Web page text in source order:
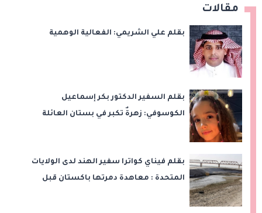
مقالات
بقلم علي الشريمي: الفعالية الوهمية
بقلم السفير الدكتور بكر إسماعيل
الكوسوفي: زهرةٌ تكبر في بستان العائلة
بقلم فيناي كواترا سفير الهند لدى الولايات
المتحدة : معاهدة دمرتها باكستان قبل